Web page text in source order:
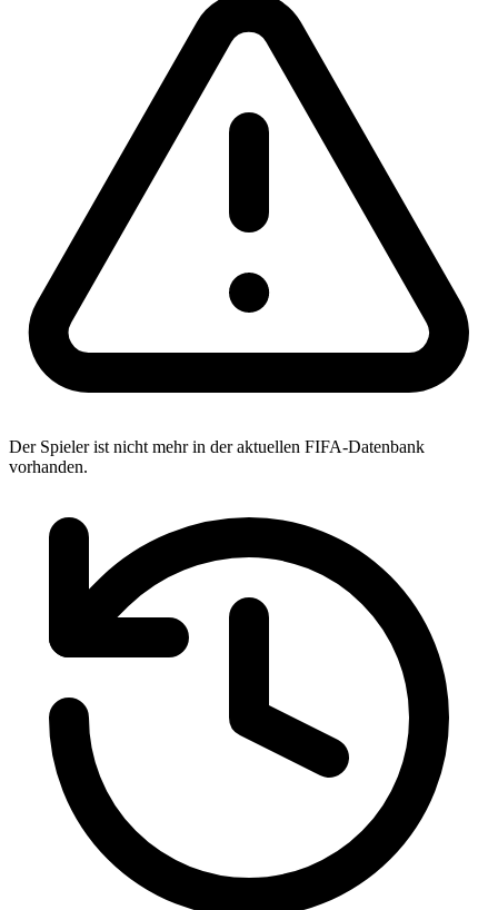
Der Spieler ist nicht mehr in der aktuellen FIFA-Datenbank
vorhanden.